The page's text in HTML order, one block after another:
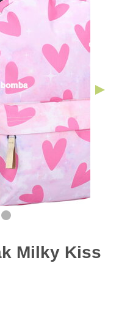
Milky Kiss